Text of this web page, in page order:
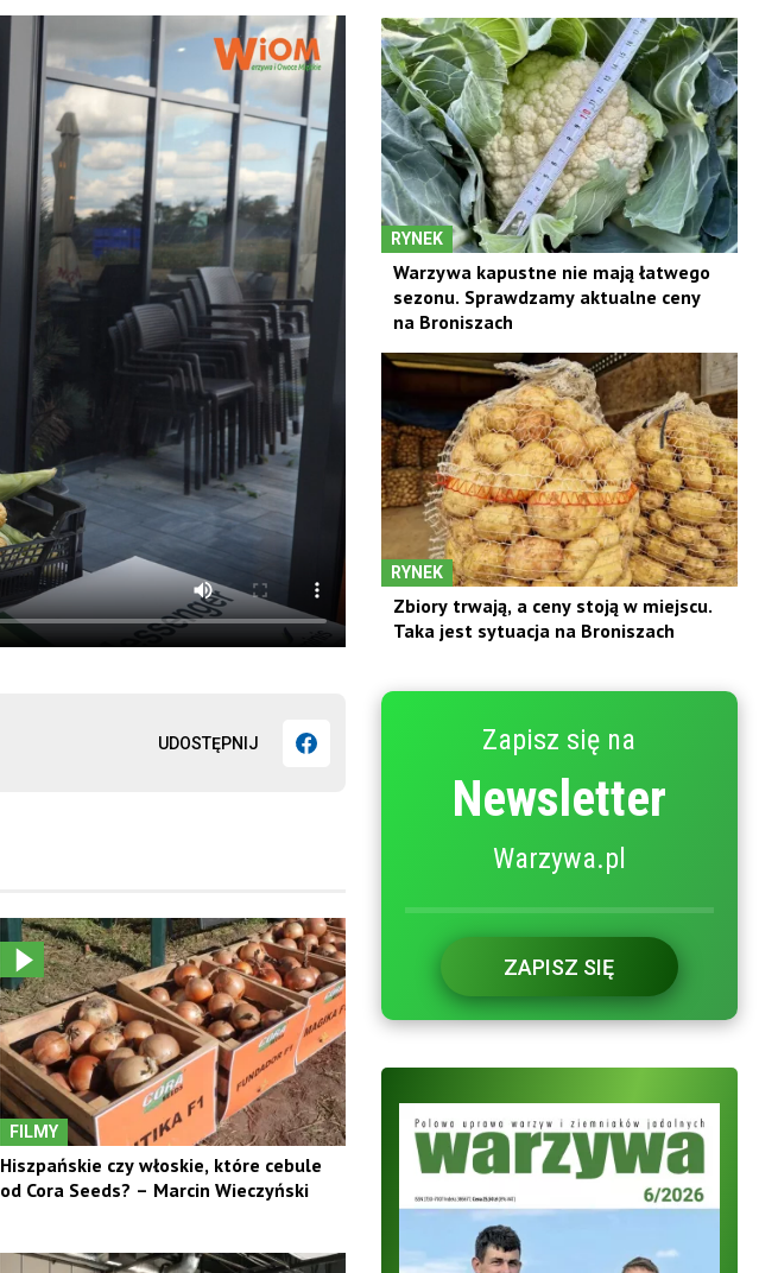
UDOSTĘPNIJ
FILMY
Hiszpańskie czy włoskie, które cebule
od Cora Seeds? – Marcin Wieczyński
RYNEK
Warzywa kapustne nie mają łatwego
sezonu. Sprawdzamy aktualne ceny
na Broniszach
RYNEK
Zbiory trwają, a ceny stoją w miejscu.
Taka jest sytuacja na Broniszach
Zapisz się na
Newsletter
Warzywa.pl
ZAPISZ SIĘ